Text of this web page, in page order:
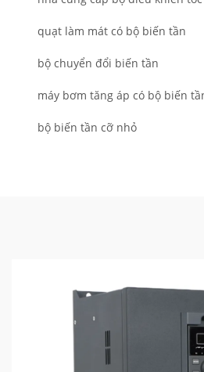
quạt làm mát có bộ biến tần
bộ chuyển đổi biến tần
máy bơm tăng áp có bộ biến
bộ biến tần cỡ nhỏ